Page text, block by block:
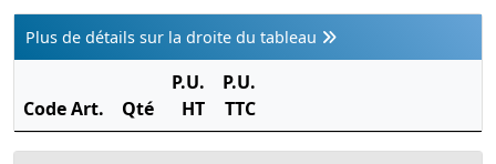
Plus de détails sur la droite du tableau
Code Art. Qté
P.U.
HT
P.U.
TTC